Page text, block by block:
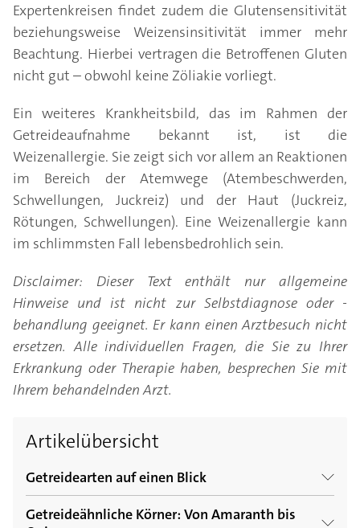
Expertenkreisen findet zudem die Glutensensitivität
beziehungsweise Weizensinsitivität immer mehr
Beachtung. Hierbei vertragen die Betroffenen Gluten
nicht gut – obwohl keine Zöliakie vorliegt.
Ein weiteres Krankheitsbild, das im Rahmen der
Getreideaufnahme bekannt ist, ist die
Weizenallergie. Sie zeigt sich vor allem an Reaktionen
im Bereich der Atemwege (Atembeschwerden,
Schwellungen, Juckreiz) und der Haut (Juckreiz,
Rötungen, Schwellungen). Eine Weizenallergie kann
im schlimmsten Fall lebensbedrohlich sein.
Disclaimer: Dieser Text enthält nur allgemeine
Hinweise und ist nicht zur Selbstdiagnose oder -
behandlung geeignet. Er kann einen Arztbesuch nicht
ersetzen. Alle individuellen Fragen, die Sie zu Ihrer
Erkrankung oder Therapie haben, besprechen Sie mit
Ihrem behandelnden Arzt.
Artikelübersicht
Getreidearten auf einen Blick
Weizen
Getreideähnliche Körner: Von Amaranth bis